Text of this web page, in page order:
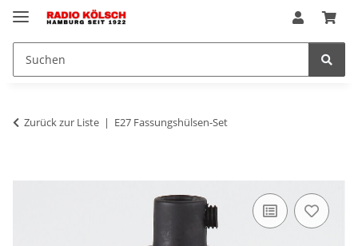
Zurück zur Liste E27 Fassungshülsen-Set